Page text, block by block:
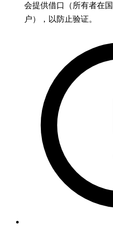
会提供借口（所有者在
户），以防止验证。